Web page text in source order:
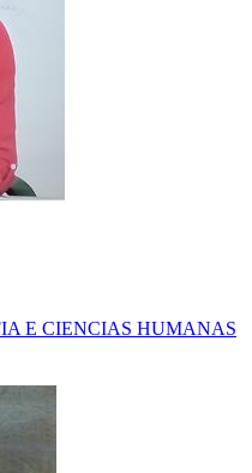
E CIENCIAS HUMANAS